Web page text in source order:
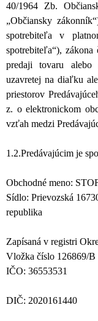
40/1964 Zb.
„Občiansky
spotrebiteľa v
spotrebiteľa“),
predaji tovaru alebo
uzavretej na diaľku
priestorov
z. o elektronickom
vzťah medzi
1.2.Predávajúcim je
Obchodné meno:
Sídlo: Prievozská
republika
Zapísaná v registri
Vložka číslo 126869/B
IČO: 36553531
DIČ: 2020161440